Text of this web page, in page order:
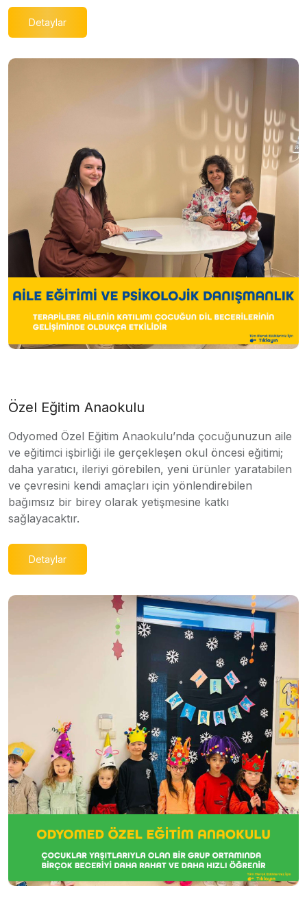
Detaylar
Özel Eğitim Anaokulu
Odyomed Özel Eğitim Anaokulu’nda çocuğunuzun aile
ve eğitimci işbirliği ile gerçekleşen okul öncesi eğitimi;
daha yaratıcı, ileriyi görebilen, yeni ürünler yaratabilen
ve çevresini kendi amaçları için yönlendirebilen
bağımsız bir birey olarak yetişmesine katkı
sağlayacaktır.
Detaylar